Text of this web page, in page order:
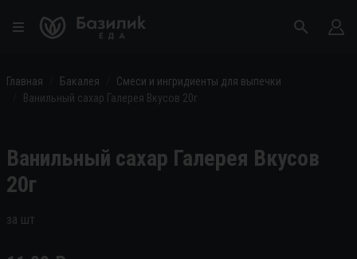
Главная Бакалея
Смеси и ингридиенты для выпечки
Ванильный сахар Галерея Вкусов 20г
Ванильный сахар Галерея Вкусов
20г
за шт